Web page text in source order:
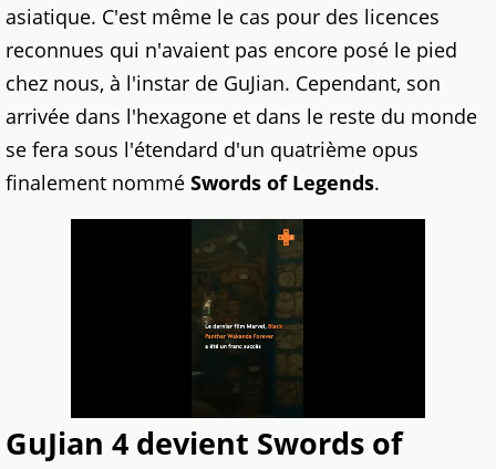
asiatique. C'est même le cas pour des licences
reconnues qui n'avaient pas encore posé le pied
chez nous, à l'instar de GuJian. Cependant, son
arrivée dans l'hexagone et dans le reste du monde
se fera sous l'étendard d'un quatrième opus
finalement nommé Swords of Legends.
GuJian 4 devient Swords of